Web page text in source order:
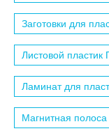
Заготовки для
Листовой пластик
Ламинат для
Магнитная полоса